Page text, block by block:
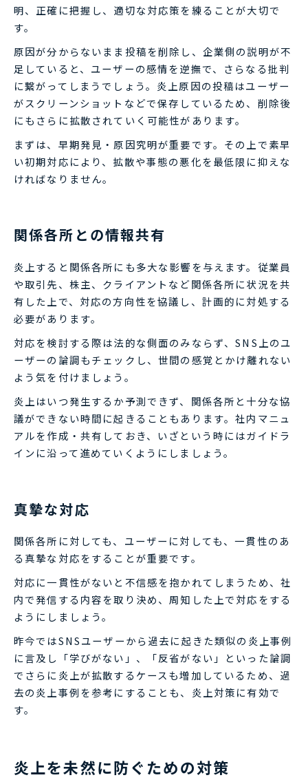
明、正確に把握し、適切な対応策を練ることが大切で
す。
原因が分からないまま投稿を削除し、企業側の説明が不
足していると、ユーザーの感情を逆撫で、さらなる批判
に繋がってしまうでしょう。炎上原因の投稿はユーザー
がスクリーンショットなどで保存しているため、削除後
にもさらに拡散されていく可能性があります。
まずは、早期発見・原因究明が重要です。その上で素早
い初期対応により、拡散や事態の悪化を最低限に抑えな
ければなりません。
関係各所との情報共有
炎上すると関係各所にも多大な影響を与えます。従業員
や取引先、株主、クライアントなど関係各所に状況を共
有した上で、対応の方向性を協議し、計画的に対処する
必要があります。
対応を検討する際は法的な側面のみならず、SNS上のユ
ーザーの論調もチェックし、世間の感覚とかけ離れない
よう気を付けましょう。
炎上はいつ発生するか予測できず、関係各所と十分な協
議ができない時間に起きることもあります。社内マニュ
アルを作成・共有しておき、いざという時にはガイドラ
インに沿って進めていくようにしましょう。
真摯な対応
関係各所に対しても、ユーザーに対しても、一貫性のあ
る真摯な対応をすることが重要です。
対応に一貫性がないと不信感を抱かれてしまうため、社
内で発信する内容を取り決め、周知した上で対応をする
ようにしましょう。
昨今ではSNSユーザーから過去に起きた類似の炎上事例
に言及し「学びがない」、「反省がない」といった論調
でさらに炎上が拡散するケースも増加しているため、過
去の炎上事例を参考にすることも、炎上対策に有効で
す。
炎上を未然に防ぐための対策